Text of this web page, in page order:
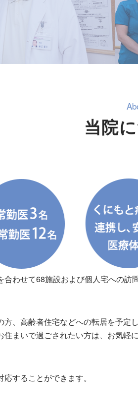
当院
わせて68施設および個人宅への訪
、高齢者住宅などへの転居を予定し
まいで過ごされたい方は、お気軽
することができます。